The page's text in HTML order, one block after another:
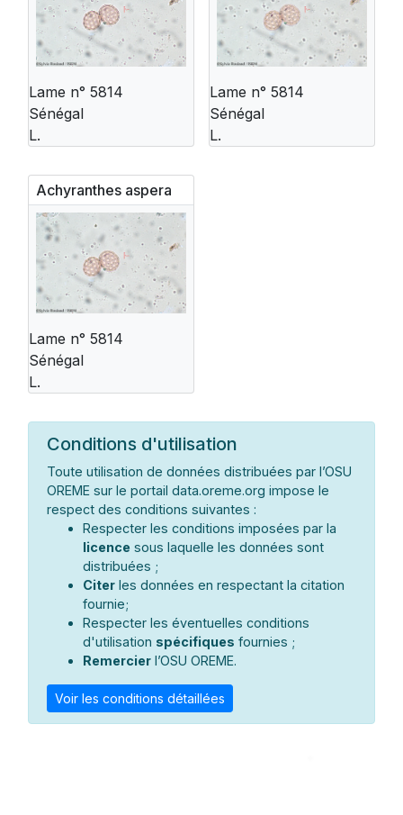
Lame n° 5814
Sénégal
L.
Lame n° 5814
Sénégal
L.
Achyranthes aspera
Lame n° 5814
Sénégal
L.
Conditions d'utilisation
Toute utilisation de données distribuées par l’OSU
OREME sur le portail data.oreme.org impose le
respect des conditions suivantes :
Respecter les conditions imposées par la
licence sous laquelle les données sont
distribuées ;
Citer les données en respectant la citation
fournie;
Respecter les éventuelles conditions
d'utilisation spécifiques fournies ;
Remercier l’OSU OREME.
Voir les conditions détaillées